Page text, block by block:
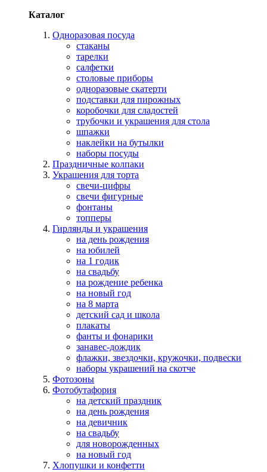
Каталог
Одноразовая посуда
стаканы
тарелки
салфетки
столовые приборы
одноразовые скатерти
подставки для пирожных
коробочки для сладостей
трубочки и украшения для стола
шпажки
наклейки на бутылки
наборы посуды
Праздничные колпаки
Украшения для торта
свечи-цифры
свечи фигурные
фонтаны
топперы
Гирлянды и украшения
на день рождения
на юбилей
на 1 годик
на свадьбу
на рождение ребенка
на новый год
на 8 марта
детский сад и школа
плакаты
фанты и фонарики
занавес-дождик
флажки, звездочки, кружочки, подвески
наборы украшений на скотче
Фотозоны
Фотобутафория
на детский праздник
на день рождения
на девичник
на свадьбу
для новорожденных
на новый год
Хлопушки и конфетти